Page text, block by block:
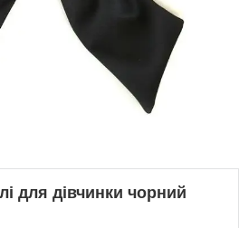
для дівчинки чорний